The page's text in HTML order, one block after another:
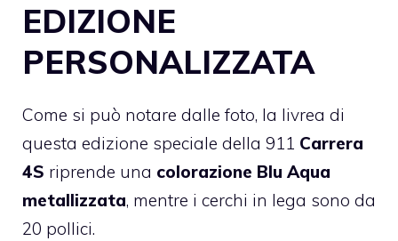
EDIZIONE
PERSONALIZZATA
Come si può notare dalle foto, la livrea di
questa edizione speciale della 911 Carrera
4S riprende una colorazione Blu Aqua
metallizzata, mentre i cerchi in lega sono da
20 pollici.